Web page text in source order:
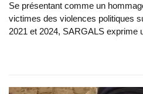
Se présentant comme un
victimes des violences politiques
2021 et 2024, SARGALS exprime